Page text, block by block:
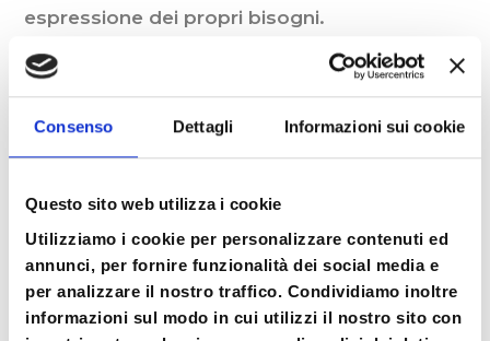
Consenso Dettagli Informazioni sui cookie
Questo sito web utilizza i cookie
Utilizziamo i cookie per personalizzare contenuti ed
annunci, per fornire funzionalità dei social media e
per analizzare il nostro traffico. Condividiamo inoltre
informazioni sul modo in cui utilizzi il nostro sito con
espressione dei propri bisogni.
Per trovare una valida modalità di stare in
relazione – a volte particolarmente
minacciosa – ogni individuo sviluppa delle
modalità adattive a tutti i livelli: fisiche,
Reich e Lowen mantengono la visione della
difesa come meccanismo adattivo e
sopravvivenziale per l’organismo;
aggiungono a questa visione un importante